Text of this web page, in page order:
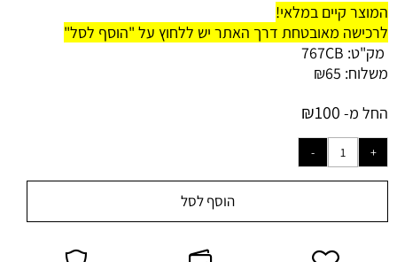
המוצר קיים במלאי!
לרכישה מאובטחת דרך האתר יש ללחוץ על "הוסף לסל"
מק"ט: 767CB
משלוח:
₪65
החל מ-
₪100
הוסף לסל